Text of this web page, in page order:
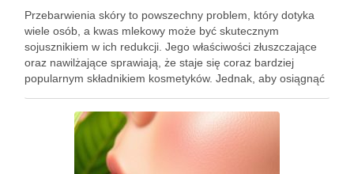
Przebarwienia skóry to powszechny problem, który dotyka
wiele osób, a kwas mlekowy może być skutecznym
sojusznikiem w ich redukcji. Jego właściwości złuszczające
oraz nawilżające sprawiają, że staje się coraz bardziej
popularnym składnikiem kosmetyków. Jednak, aby osiągnąć
stosowanie, ale także unikanie typowych błędów, …